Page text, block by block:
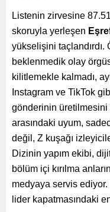
Listenin zirvesine
skoruyla yerleşen
yükselişini
beklenmedik olay
kilitlemekle kalmadı,
Instagram ve TikTok
gönderinin üretilmesini
arasındaki uyum,
değil, Z kuşağı
Dizinin yapım ekibi,
bölüm içi kırılma
medyaya servis ediyor.
lider kapatmasındaki